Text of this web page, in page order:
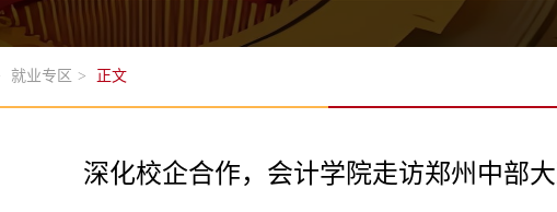
就业专区 > 正文
深化校企合作，会计学院走访郑州中部